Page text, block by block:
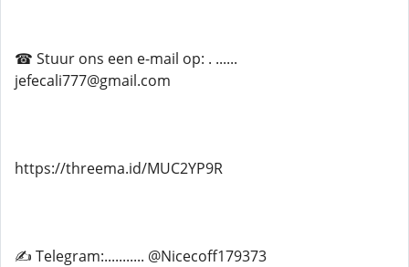
☎ Stuur ons een e-mail op: . ......
jefecali777@gmail.com
https://threema.id/MUC2YP9R
✍ Telegram:........... @Nicecoff179373